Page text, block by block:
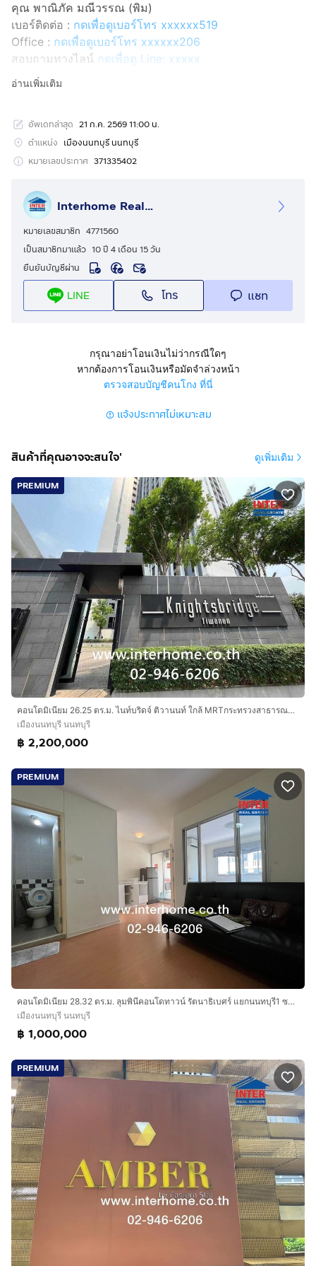
คุณ พาณิภัค มณีวรรณ (พิม)
เบอร์ติดต่อ : กดเพื่อดูเบอร์โทร xxxxxx519
Office : กดเพื่อดูเบอร์โทร xxxxxx206
สอบถามทางไลน์ กดเพื่อดู Line: xxxxx
Line ID: @interhome
ขนาด 30.74 ตร.ม.
ที่ตั้ง : สกายไลน์ รัตนาธิเบศร์ ถ.รัชตนาธิเบศร์ เมืองนนทบุรี
รายละเอียด
ใกล้ห้าง Grand Home Mart เซ็นทรัล รัตนาธิเบศร์ บิ๊กซี
รัตนาธิเบศร์ 2
สกายไลน์ รัตนาธิเบศร์ (Skyline Rattanathibet) ขาย
คอนโดมิเนียม
ถนนรัตนาธิเบศร์ ถนนติวานนท์ ตำบลบางกระสอ อำเภอ
เมืองนนทบุรี จังหวัดนนทบุรี
มีที่จอดรถ 1 คัน แอร์ 1 ตัว กล้องวงจรปิด มุ้งลวด เหล็กดัด
การตกแต่ง
พื้นห้องปูด้วยลามิเนต
บิวท์อินพร้อมอยู่
ห้องน้ำพื้นปูกระเบื้องบิวท์อินสุขภัณฑ์ด้วย
ห้องตกแต่งพร้อมอยู่
ทำเลดีสถานที่ใกล้เคียง
ใกล้ห้าง Grand Home Mart
เซ็นทรัล รัตนาธิเบศร์
บิ๊กซี รัตนาธิเบศร์ 2
Esplanade แคราย
ท่าน้ำนนทบุรี
ตลาดบางศรีเมือง
เดอะมอลล์ งามวงศ์วาน
แม็คโคร นครอินทร์
โลตัส นครอินทร์
โฮมโปร ราชพฤกษ์
Home Werk ราชพฤกษ์
เดอะวอล์ค ราชพฤกษ์
โรงพยาบาลพระนั่งเกล้า
โรงพยาบาลศรีธัญญา
โรงพยาบาลวัดเฉลิมพระเกียรติ
โรงพยาบาลเกษมราษฏร์
กระทรวงสาธารณะสุข
โรงเรียนนนทบุรีคริสเตียนวิทยา
วิทยาลัยเทคโนโลยีพณิชยการนนทบุรี
มหาวิทยาลัยเทคโนโลยีราชมงคลสุวรรณภูมิ นนทบุรี
การเดินทางสะดวก
ใกล้รถไฟฟ้า MRT สายสีม่วง แยกนนทบุรี 1
MRT สะพานพระนั่งเกล้า
MRT บางกระสอ
บริษัท อินเตอร์โฮม เรียลตี้ เอสเตท จำกัด
Interhome Realty Estate
www.interhome.co.th
โทร.กดเพื่อดูเบอร์โทร xxxxxx206
https://www.interhome.co.th/propertydetail.php?
propcode=67115
อ่านเพิ่มเติม
อัพเดทล่าสุด 21 ก.ค. 2569 11:00 น.
ตำแหน่ง เมืองนนทบุรี นนทบุรี
หมายเลขประกาศ 371335402
Interhome Realty Estate
หมายเลขสมาชิก 4771560
เป็นสมาชิกมาแล้ว 10 ปี 4 เดือน 15 วัน
ยืนยันบัญชีผ่าน
LINE โทร แชท
กรุณาอย่าโอนเงินไม่ว่ากรณีใดๆ
หากต้องการโอนเงินหรือมัดจำล่วงหน้า
ตรวจสอบบัญชีคนโกง ที่นี่
แจ้งประกาศไม่เหมาะสม
สินค้าที่คุณอาจจะสนใจ' ดูเพิ่มเติม
PREMIUM
คอนโดมิเนียม 26.25 ตร.ม. ไนท์บริดจ์ ติวานนท์ ใกล้ MRTกระทรวงสาธารณสุข ถนนติวานนท์-ปทุมธานี เมืองนนทบุรี นนทบุรี
เมืองนนทบุรี นนทบุรี
฿ 2,200,000
PREMIUM
คอนโดมิเนียม 28.32 ตร.ม. ลุมพินีคอนโดทาวน์ รัตนาธิเบศร์ แยกนนทบุรี1 ซอยรัตนาธิเบศร์26 ถนนรัตนาธิเบศร์ ถนนเลี่ยงเมืองนนทบุรี เมืองนนทบุรี
เมืองนนทบุรี นนทบุรี
฿ 1,000,000
PREMIUM